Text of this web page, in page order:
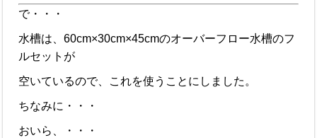
で・・・
水槽は、60cm×30cm×45cmのオーバーフロー水槽のフ
ルセットが
空いているので、これを使うことにしました。
ちなみに・・・
おいら、・・・